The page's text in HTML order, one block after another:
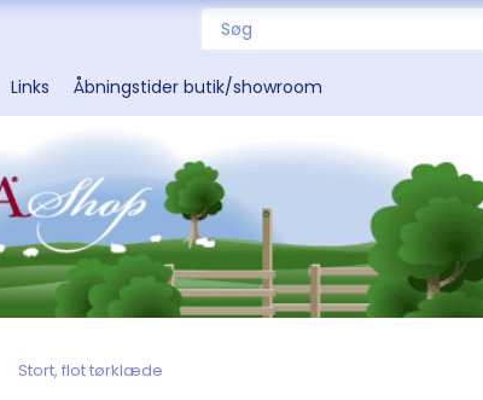
Links Åbningstider butik/showroom
Stort, flot tørklæde